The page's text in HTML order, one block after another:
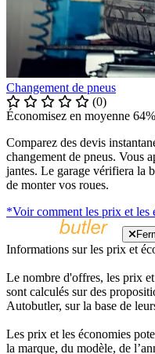
Changement de pneus
(0)
Économisez en moyenne
Comparez des devis
changement de pneus. Vous
jantes. Le garage vérifiera la
de monter vos roues.
*Voir comment les prix et les
Informations sur les prix et
Le nombre d'offres, les prix
sont calculés sur des
Autobutler, sur la base de
Les prix et les économies
la marque, du modèle, de